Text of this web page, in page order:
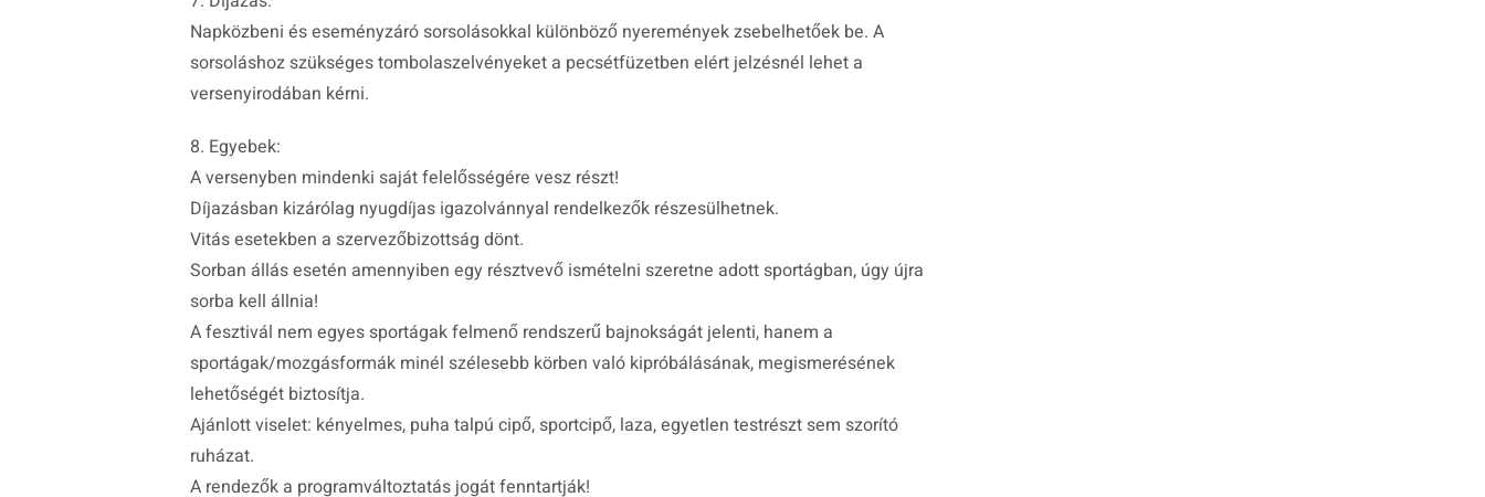
Napközbeni és eseményzáró sorsolásokkal különböző nyeremények zsebelhetőek be. A
sorsoláshoz szükséges tombolaszelvényeket a pecsétfüzetben elért jelzésnél lehet a
versenyirodában kérni.
8. Egyebek:
A versenyben mindenki saját felelősségére vesz részt!
Díjazásban kizárólag nyugdíjas igazolvánnyal rendelkezők részesülhetnek.
Vitás esetekben a szervezőbizottság dönt.
Sorban állás esetén amennyiben egy résztvevő ismételni szeretne adott sportágban, úgy újra
sorba kell állnia!
A fesztivál nem egyes sportágak felmenő rendszerű bajnokságát jelenti, hanem a
sportágak/mozgásformák minél szélesebb körben való kipróbálásának, megismerésének
lehetőségét biztosítja.
Ajánlott viselet: kényelmes, puha talpú cipő, sportcipő, laza, egyetlen testrészt sem szorító
ruházat.
A rendezők a programváltoztatás jogát fenntartják!